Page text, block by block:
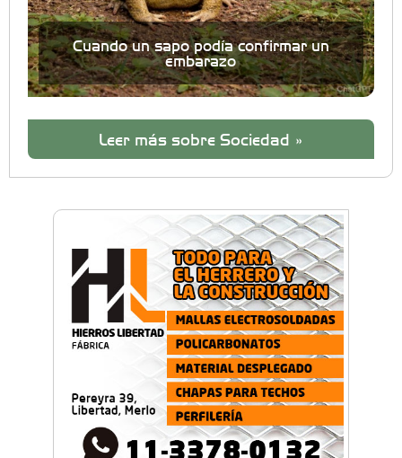
Cuando un sapo podía confirmar un
embarazo
Leer más sobre Sociedad »